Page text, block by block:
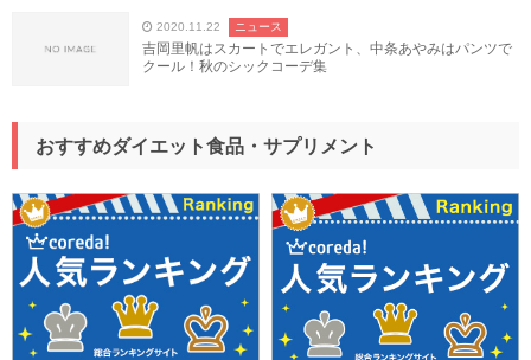
2020.11.22 ニュース
吉岡里帆はスカートでエレガント、中条あやみはパンツで
クール！秋のシックコーデ集
おすすめダイエット食品・サプリメント